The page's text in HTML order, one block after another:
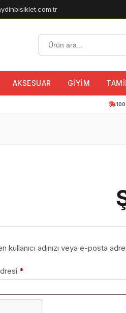
AKSESUAR GİYİM
kullanıcı adınızı veya e-posta
*